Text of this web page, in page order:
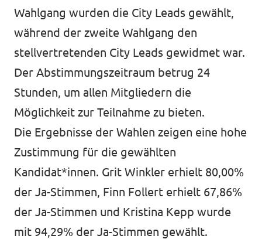
Wahlgang wurden die City Leads gewählt,
während der zweite Wahlgang den
stellvertretenden City Leads gewidmet war.
Der Abstimmungszeitraum betrug 24
Stunden, um allen Mitgliedern die
Möglichkeit zur Teilnahme zu bieten.
Die Ergebnisse der Wahlen zeigen eine hohe
Zustimmung für die gewählten
Kandidat*innen. Grit Winkler erhielt 80,00%
der Ja-Stimmen, Finn Follert erhielt 67,86%
der Ja-Stimmen und Kristina Kepp wurde
mit 94,29% der Ja-Stimmen gewählt.